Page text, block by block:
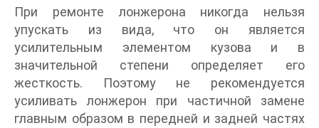
При ремонте лонжерона никогда нельзя
упускать из вида, что он является
усилительным элементом кузова и в
значительной степени определяет его
жесткость. Поэтому не рекомендуется
усиливать лонжерон при частичной замене
главным образом в передней и задней частях